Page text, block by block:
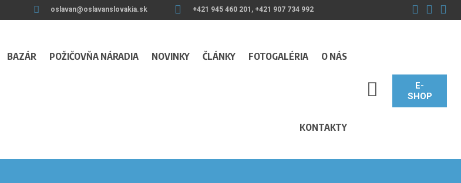
oslavan@oslavanslovakia.sk +421 945 460 201, +421 907 734 992
BAZÁR POŽIČOVŇA NÁRADIA NOVINKY ČLÁNKY FOTOGALÉRIA O NÁS
KONTAKTY
SEARCH_LABEL
E-
SHOP